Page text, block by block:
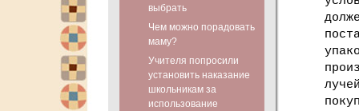
выбрать
Чем можно порадовать
маму?
Учителя попросили
установить наказание
школьникам за
использование